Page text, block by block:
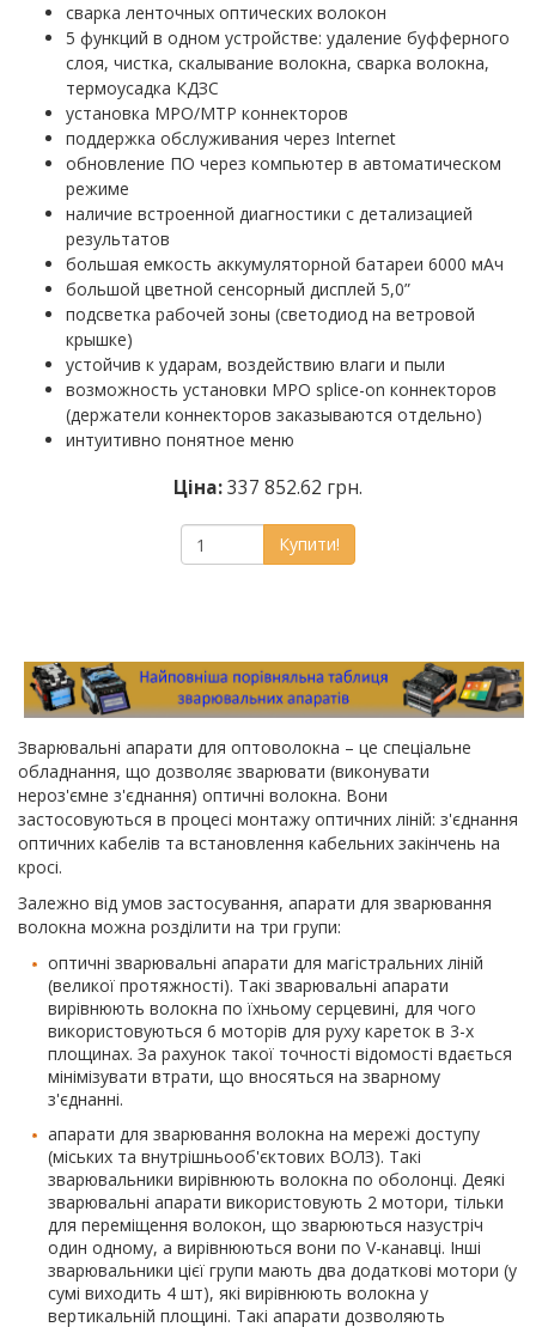
сварка ленточных оптических волокон
5 функций в одном устройстве: удаление буфферного
слоя, чистка, скалывание волокна, сварка волокна,
термоусадка КДЗС
установка MPO/MTP коннекторов
поддержка обслуживания через Internet
обновление ПО через компьютер в автоматическом
режиме
наличие встроенной диагностики с детализацией
результатов
большая емкость аккумуляторной батареи 6000 мАч
большой цветной сенсорный дисплей 5,0”
подсветка рабочей зоны (светодиод на ветровой
крышке)
устойчив к ударам, воздействию влаги и пыли
возможность установки MPO splice-on коннекторов
(держатели коннекторов заказываются отдельно)
интуитивно понятное меню
Ціна:337 852.62 грн.
Купити!
Зварювальні апарати для оптоволокна – це спеціальне
обладнання, що дозволяє зварювати (виконувати
нероз'ємне з'єднання) оптичні волокна. Вони
застосовуються в процесі монтажу оптичних ліній: з'єднання
оптичних кабелів та встановлення кабельних закінчень на
кросі.
Залежно від умов застосування, апарати для зварювання
волокна можна розділити на три групи:
оптичні зварювальні апарати для магістральних ліній
(великої протяжності). Такі зварювальні апарати
вирівнюють волокна по їхньому серцевині, для чого
використовуються 6 моторів для руху кареток в 3-х
площинах. За рахунок такої точності відомості вдається
мінімізувати втрати, що вносяться на зварному
з'єднанні.
апарати для зварювання волокна на мережі доступу
(міських та внутрішньооб'єктових ВОЛЗ). Такі
зварювальники вирівнюють волокна по оболонці. Деякі
зварювальні апарати використовують 2 мотори, тільки
для переміщення волокон, що зварюються назустріч
один одному, а вирівнюються вони по V-канавці. Інші
зварювальники цієї групи мають два додаткові мотори (у
сумі виходить 4 шт), які вирівнюють волокна у
вертикальній площині. Такі апарати дозволяють